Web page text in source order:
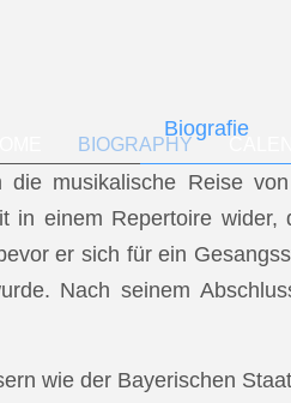
BIOGRAPHY
Biografie
musikalische Reise
in einem Repertoire
er sich für ein
Nach seinem
wie der Bayerischen